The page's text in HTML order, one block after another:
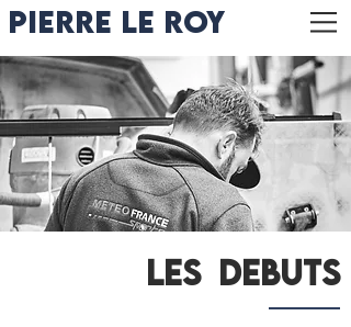
PIERRE LE ROY
LES DEBUTS